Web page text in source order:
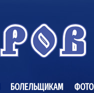
БОЛЕЛЬЩИКАМ ФОТО